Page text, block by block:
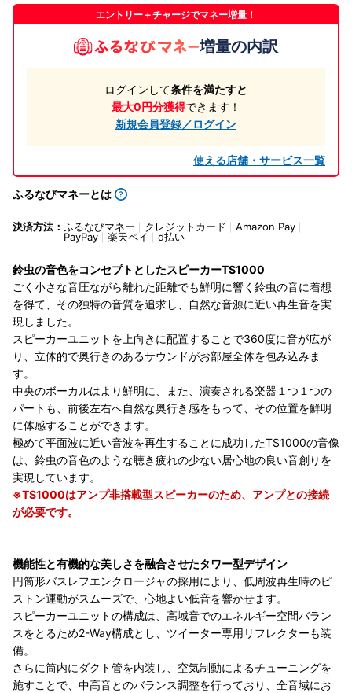
エントリー＋チャージでマネー増量！
増量の内訳
ログインして条件を満たすと
最大0円分獲得できます！
新規会員登録／ログイン
使える店舗・サービス一覧
ふるなびマネーとは
決済方法： ふるなびマネー クレジットカード
Amazon Pay
PayPay
楽天ペイ d払い
鈴虫の音色をコンセプトとしたスピーカーTS1000
ごく小さな音圧ながら離れた距離でも鮮明に響く鈴虫の音に着想
を得て、その独特の音質を追求し、自然な音源に近い再生音を実
現しました。
スピーカーユニットを上向きに配置することで360度に音が広が
り、立体的で奥行きのあるサウンドがお部屋全体を包み込みま
す。
中央のボーカルはより鮮明に、また、演奏される楽器１つ１つの
パートも、前後左右へ自然な奥行き感をもって、その位置を鮮明
に体感することができます。
極めて平面波に近い音波を再生することに成功したTS1000の音像
は、鈴虫の音色のような聴き疲れの少ない居心地の良い音創りを
実現しています。
※TS1000はアンプ非搭載型スピーカーのため、アンプとの接続
が必要です。
機能性と有機的な美しさを融合させたタワー型デザイン
円筒形バスレフエンクロージャの採用により、低周波再生時のピ
ストン運動がスムーズで、心地よい低音を響かせます。
スピーカーユニットの構成は、高域音でのエネルギー空間バラン
スをとるため2-Way構成とし、ツイーター専用リフレクターも装
備。
さらに筒内にダクト管を内装し、空気制動によるチューニングを
施すことで、中高音とのバランス調整を行っており、全音域にお